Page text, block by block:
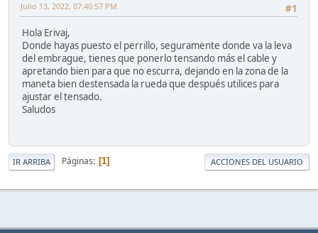
#1
Julio 13, 2022, 07:40:57 PM
Hola Erivaj,
Donde hayas puesto el perrillo, seguramente donde va la leva
del embrague, tienes que ponerlo tensando más el cable y
apretando bien para que no escurra, dejando en la zona de la
maneta bien destensada la rueda que después utilices para
ajustar el tensado.
Saludos
IR ARRIBA Páginas 1 ACCIONES DEL USUARIO